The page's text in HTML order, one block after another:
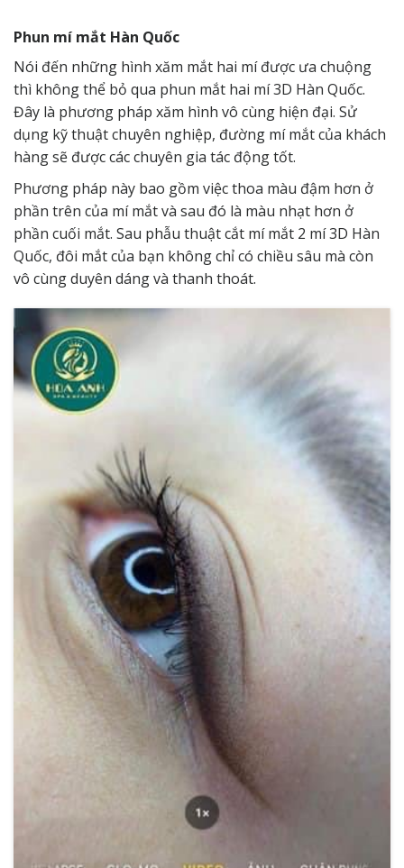
Phun mí mắt Hàn Quốc
Nói đến những hình xăm mắt hai mí được ưa chuộng
thì không thể bỏ qua phun mắt hai mí 3D Hàn Quốc.
Đây là phương pháp xăm hình vô cùng hiện đại. Sử
dụng kỹ thuật chuyên nghiệp, đường mí mắt của khách
hàng sẽ được các chuyên gia tác động tốt.
Phương pháp này bao gồm việc thoa màu đậm hơn ở
phần trên của mí mắt và sau đó là màu nhạt hơn ở
phần cuối mắt. Sau phẫu thuật cắt mí mắt 2 mí 3D Hàn
Quốc, đôi mắt của bạn không chỉ có chiều sâu mà còn
vô cùng duyên dáng và thanh thoát.